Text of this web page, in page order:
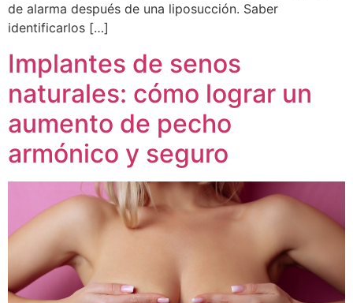
de alarma después de una liposucción. Saber
identificarlos […]
Implantes de senos
naturales: cómo lograr un
aumento de pecho
armónico y seguro